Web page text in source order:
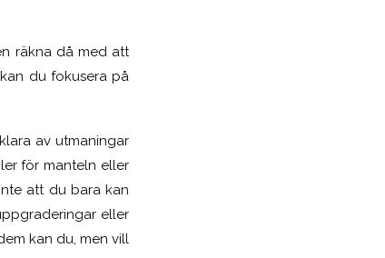
räkna då med att
du fokusera på
av utmaningar
för manteln eller
att du bara kan
eller
kan du, men vill